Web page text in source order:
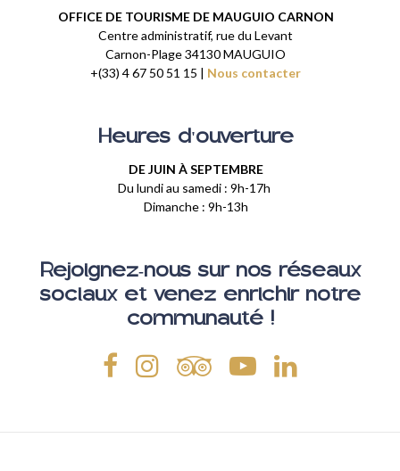
OFFICE DE TOURISME DE MAUGUIO CARNON
Centre administratif, rue du Levant
Carnon-Plage 34130 MAUGUIO
+(33) 4 67 50 51 15 | Nous contacter
Heures d'ouverture
DE JUIN À SEPTEMBRE
Du lundi au samedi : 9h-17h
Dimanche : 9h-13h
Rejoignez-nous sur nos réseaux
sociaux et venez enrichir notre
communauté !